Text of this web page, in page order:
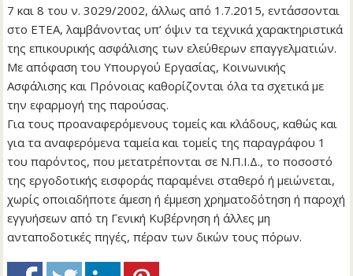
7 και 8 του ν. 3029/2002, άλλως από 1.7.2015, εντάσσονται
στο ΕΤΕΑ, λαμβάνοντας υπ’ όψιν τα τεχνικά χαρακτηριστικά
της επικουρικής ασφάλισης των ελεύθερων επαγγελματιών.
Με απόφαση του Υπουργού Εργασίας, Κοινωνικής
Ασφάλισης και Πρόνοιας καθορίζονται όλα τα σχετικά με
την εφαρμογή της παρούσας.
Για τους προαναφερόμενους τομείς και κλάδους, καθώς και
για τα αναφερόμενα ταμεία και τομείς της παραγράφου 1
του παρόντος, που μετατρέπονται σε Ν.Π.Ι.Δ., το ποσοστό
της εργοδοτικής εισφοράς παραμένει σταθερό ή μειώνεται,
χωρίς οποιαδήποτε άμεση ή έμμεση χρηματοδότηση ή παροχή
εγγυήσεων από τη Γενική Κυβέρνηση ή άλλες μη
ανταποδοτικές πηγές, πέραν των δικών τους πόρων.